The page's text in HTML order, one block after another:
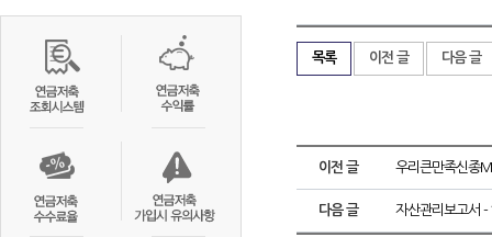
목록 이전 글 다음 글
이전 글 우리큰만족신종
다음 글 자산관리보고서